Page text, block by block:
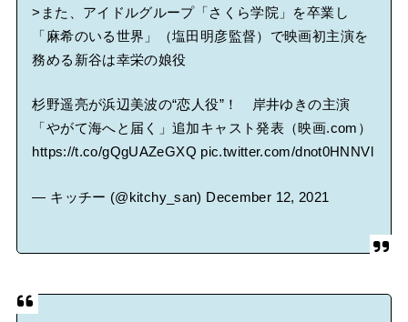
>また、アイドルグループ「さくら学院」を卒業し
「麻希のいる世界」（塩田明彦監督）で映画初主演を
務める新谷は幸栄の娘役
杉野遥亮が浜辺美波の“恋人役”！ 岸井ゆきの主演
「やがて海へと届く」追加キャスト発表（映画.com）
https://t.co/gQgUAZeGXQ pic.twitter.com/dnot0HNNVl
— キッチー (@kitchy_san) December 12, 2021